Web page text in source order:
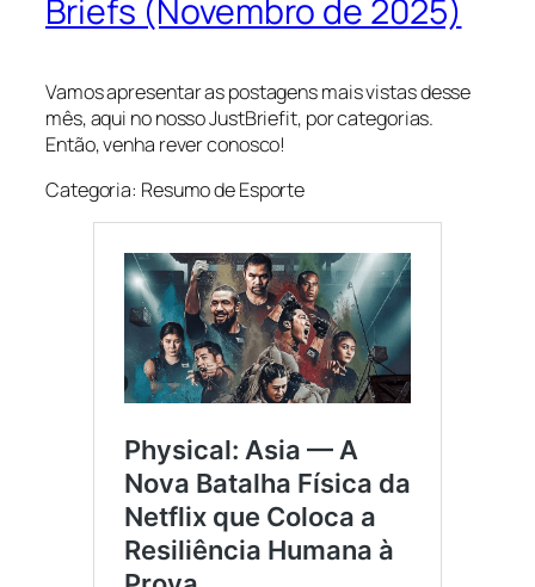
Briefs (Novembro de 2025)
Vamos apresentar as postagens mais vistas desse
mês, aqui no nosso JustBriefit, por categorias.
Então, venha rever conosco!
Categoria: Resumo de Esporte